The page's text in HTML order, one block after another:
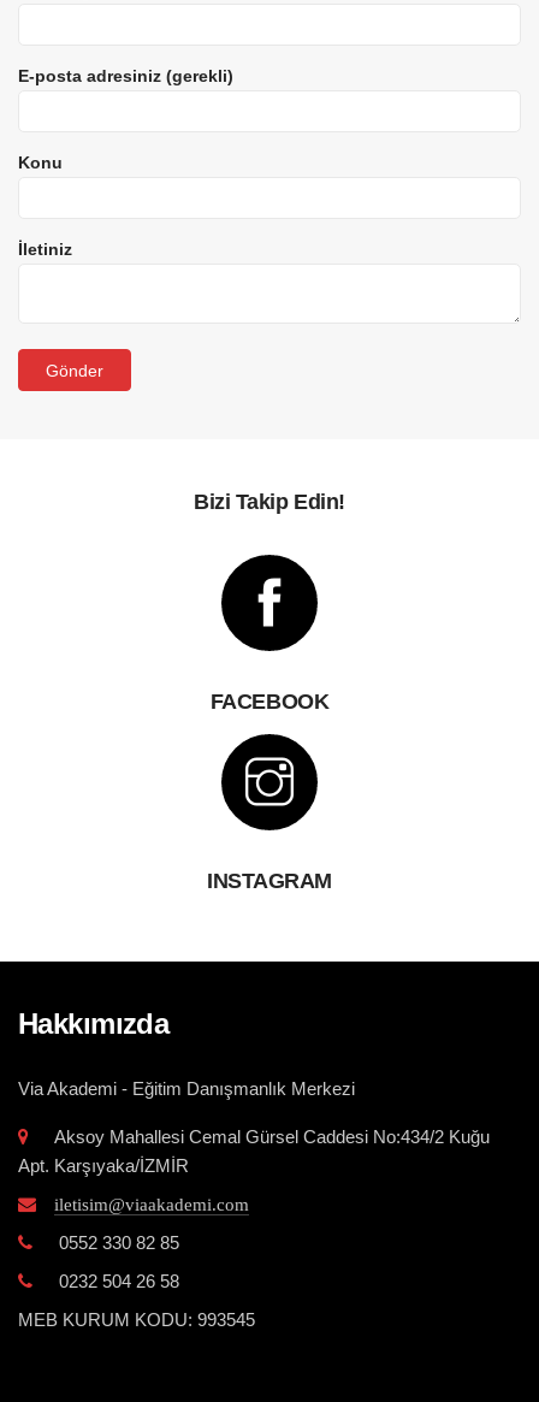
E-posta adresiniz (gerekli)
Konu
İletiniz
Bizi Takip Edin!
FACEBOOK
INSTAGRAM
Hakkımızda
Via Akademi - Eğitim Danışmanlık Merkezi
Aksoy Mahallesi Cemal Gürsel Caddesi No:434/2 Kuğu
Apt. Karşıyaka/İZMİR
iletisim@viaakademi.com
0552 330 82 85
0232 504 26 58
MEB KURUM KODU: 993545